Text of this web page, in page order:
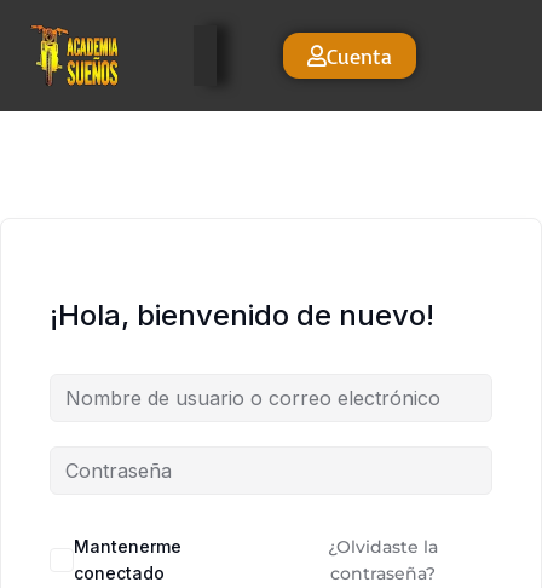
Cuenta
¡Hola, bienvenido de nuevo!
Mantenerme
conectado
¿Olvidaste la
contraseña?